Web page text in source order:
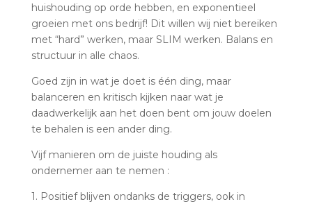
huishouding op orde hebben, en exponentieel
groeien met ons bedrijf! Dit willen wij niet bereiken
met “hard” werken, maar SLIM werken. Balans en
structuur in alle chaos.
Goed zijn in wat je doet is één ding, maar
balanceren en kritisch kijken naar wat je
daadwerkelijk aan het doen bent om jouw doelen
te behalen is een ander ding.
Vijf manieren om de juiste houding als
ondernemer aan te nemen :
1. Positief blijven ondanks de triggers, ook in